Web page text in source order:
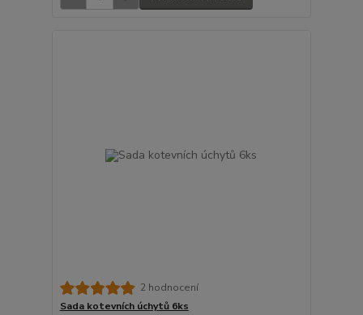
2 hodnocení
Sada kotevních úchytů 6ks